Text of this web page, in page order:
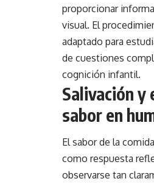
proporcionar
visual. El
adaptado para
de cuestiones
cognición infantil.
Salivación y
sabor en
El sabor de la
como respuesta
observarse tan